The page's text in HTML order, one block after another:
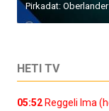
Pirkadat:
HETI TV